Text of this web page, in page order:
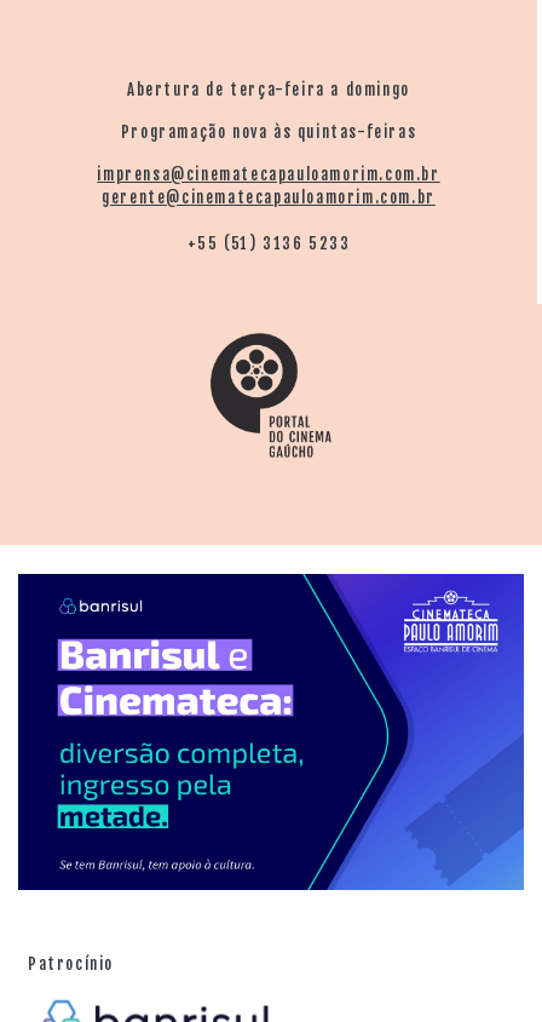
Abertura de terça-feira a domingo
Programação nova às quintas-feiras
imprensa@cinematecapauloamorim.com.br
gerente@cinematecapauloamorim.com.br
+55 (51) 3136 5233
Patrocínio